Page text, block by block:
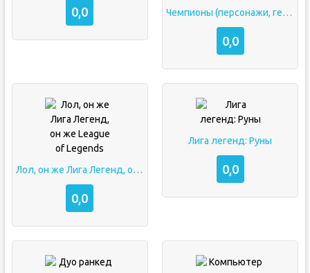
0,0 Чемпионы (персонажи, герои) лиги легенд
0,0
Лол, он же Лига Легенд, он же League of Legends
0,0
Лига легенд: Руны
0,0